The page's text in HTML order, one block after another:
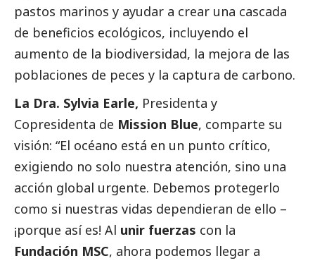
pastos marinos y ayudar a crear una cascada
de beneficios ecológicos, incluyendo el
aumento de la biodiversidad, la mejora de las
poblaciones de peces y la captura de carbono.
La Dra. Sylvia Earle, Presidenta y
Copresidenta de Mission Blue, comparte su
visión: “El océano está en un punto crítico,
exigiendo no solo nuestra atención, sino una
acción global urgente. Debemos protegerlo
como si nuestras vidas dependieran de ello –
¡porque así es! Al unir fuerzas con la
Fundación MSC, ahora podemos llegar a